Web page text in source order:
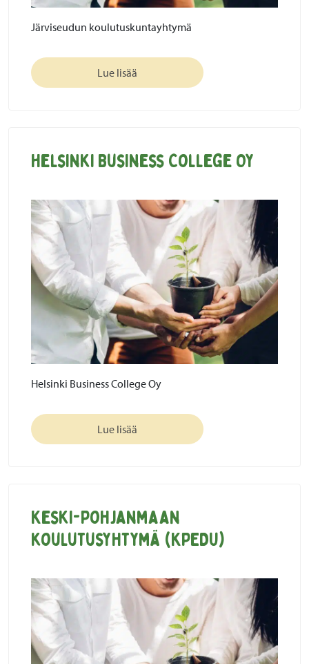
Järviseudun koulutuskuntayhtymä
Lue lisää
Helsinki Business College Oy
Helsinki Business College Oy
Lue lisää
Keski-Pohjanmaan
koulutusyhtymä (KPEDU)